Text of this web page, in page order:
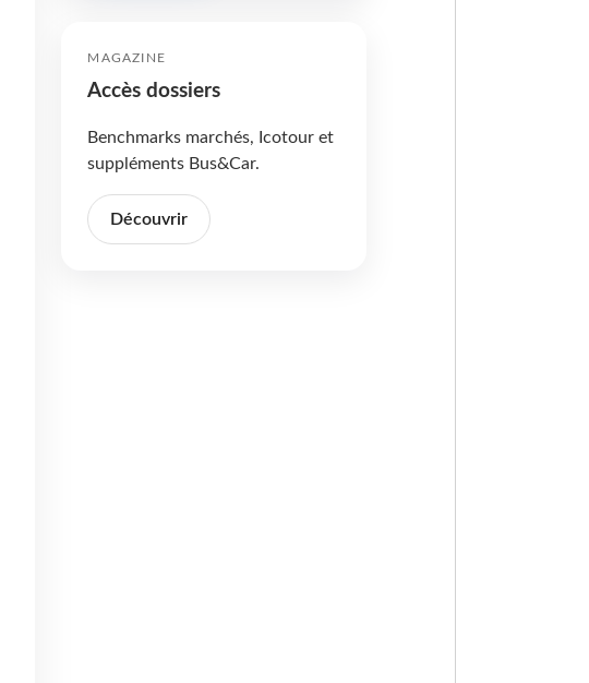
MAGAZINE
Accès dossiers
Benchmarks marchés, Icotour et
suppléments Bus&Car.
Découvrir